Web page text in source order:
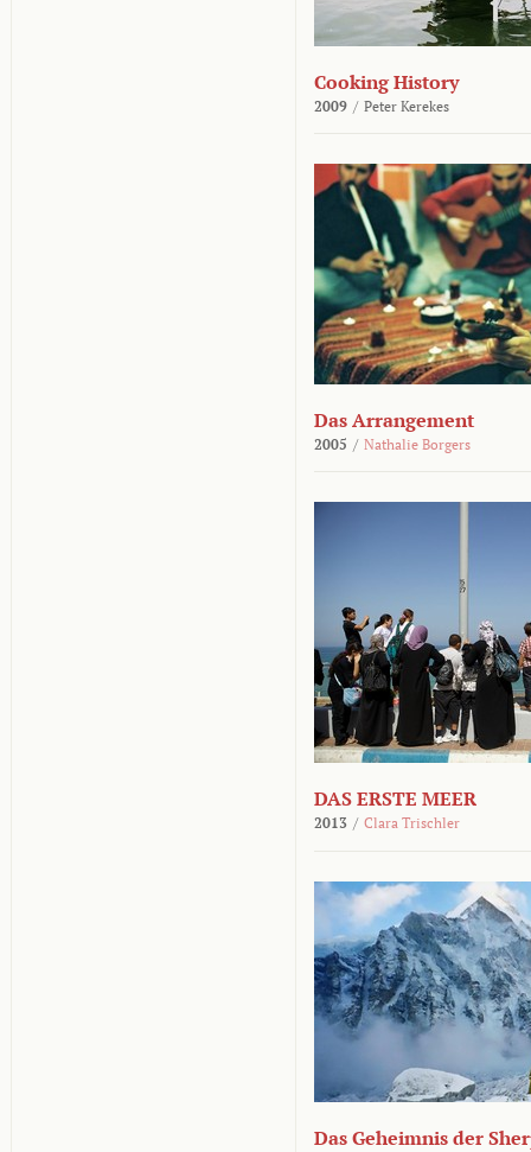
Cooking History
2009 / Peter Kerekes
Das Arrangement
2005 / Nathalie Borgers
DAS ERSTE MEER
2013 / Clara Trischler
Das Geheimnis der